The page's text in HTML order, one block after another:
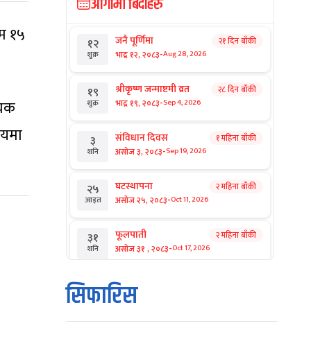
१५
आगामी बिदाहरु
१२
शुक्र
जनै पूर्णिमा
भाद्र १२, २०८३-Aug 28, 2026
२१ दिन बाँकी
१९
शुक्र
श्रीकृष्ण जन्माष्टमी व्रत
भाद्र १९, २०८३-Sep 4, 2026
२८ दिन बाँकी
३
शनि
संविधान दिवस
असोज ३, २०८३-Sep 19, 2026
१ महिना बाँकी
२५
आइत
घटस्थापना
असोज २५, २०८३-Oct 11, 2026
२ महिना बाँकी
३१
शनि
फूलपाती
असोज ३१ , २०८३-Oct 17, 2026
२ महिना बाँकी
१
आइत
कार्तिक सङ्क्रान्ति
कार्तिक १, २०८३
सिफारिस